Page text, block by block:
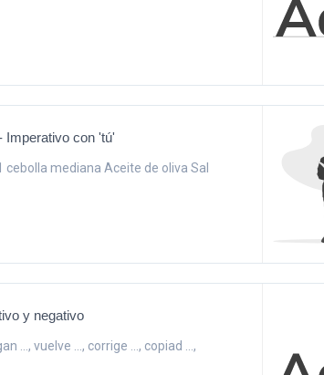
Imperativo con 'tú'
mediana Aceite de oliva Sal
y negativo
..., vuelve ..., corrige ..., copiad ...,